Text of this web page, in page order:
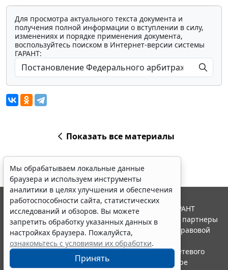
Для просмотра актуального текста документа и
получения полной информации о вступлении в силу,
изменениях и порядке применения документа,
воспользуйтесь поиском в Интернет-версии системы
ГАРАНТ:
Показать все материалы
Мы обрабатываем локальные данные
браузера и используем инструменты
аналитики в целях улучшения и обеспечения
работоспособности сайта, статистических
исследований и обзоров. Вы можете
запретить обработку указанных данных в
настройках браузера. Пожалуйста,
ознакомьтесь с условиями их обработки.
Принять
© ООО "НПП "ГАРАНТ-СЕРВИС", 2026. Система ГАРАНТ
выпускается с 1990 года. Компания "Гарант" и ее партнеры
являются участниками Российской ассоциации правовой
информации ГАРАНТ.
Портал ГАРАНТ.РУ зарегистрирован в качестве сетевого
издания Федеральной службой по надзору в сфере